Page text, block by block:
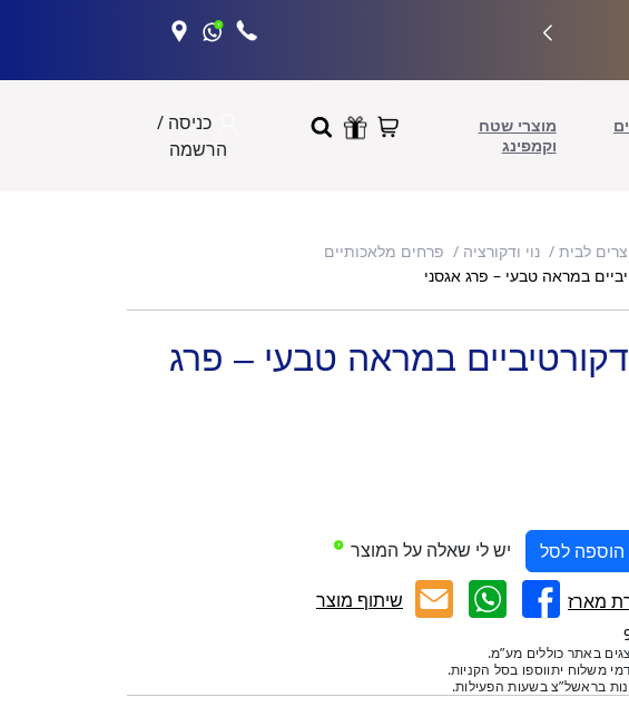
מוצרי שטח
וקמפינג
כניסה /
הרשמה
לבית נוי ודקורציה פרחים מלאכותיים
במראה טבעי – פרג אגסני
במראה טבעי – פרג
הוספה לסל יש לי שאלה על המוצר
מארז שיתוף מוצר
באתר כוללים מע”מ.
משלוח יתווספו בסל הקניות.
בראשל”צ בשעות הפעילות.